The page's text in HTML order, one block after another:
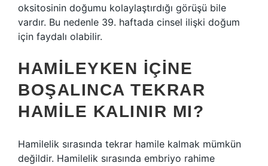
oksitosinin doğumu kolaylaştırdığı görüşü bile
vardır. Bu nedenle 39. haftada cinsel ilişki doğum
için faydalı olabilir.
HAMILEYKEN IÇINE
BOŞALINCA TEKRAR
HAMILE KALINIR MI?
Hamilelik sırasında tekrar hamile kalmak mümkün
değildir. Hamilelik sırasında embriyo rahime